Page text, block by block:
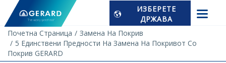
ИЗБЕРЕТЕ
ДРЖАВА
Почетна Страница
Замена На Покрив
5 Единствени Предности На Замена На Покривот Со
Покрив GERARD